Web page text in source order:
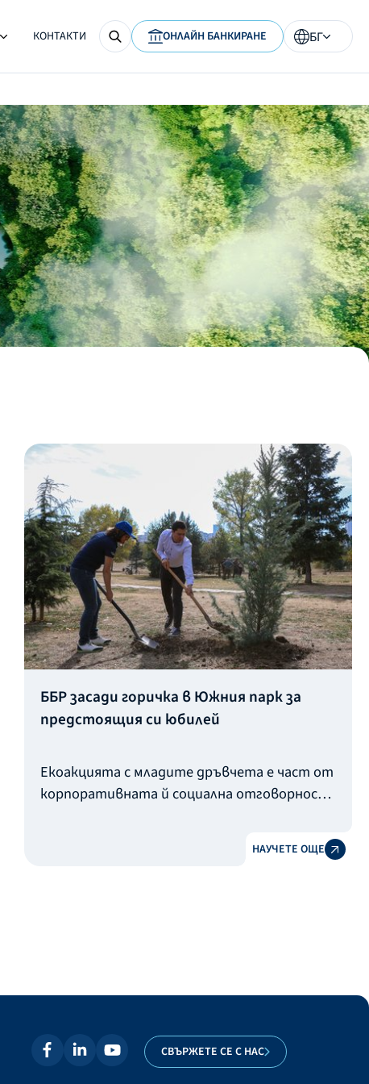
КОНТАКТИ ОНЛАЙН БАНКИРАНЕ БГ
ББР засади горичка в Южния парк за
предстоящия си юбилей
Екоакцията с младите дръвчета е част от
корпоративната й социална отговорност
един по-чист и приветлив град.НАУЧЕТЕ ОЩЕ
СВЪРЖЕТЕ СЕ С НАС